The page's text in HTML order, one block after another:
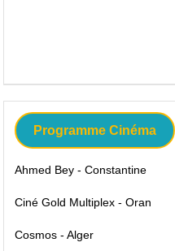
Programme Cinéma
Ahmed Bey - Constantine
Ciné Gold Multiplex - Oran
Cosmos - Alger